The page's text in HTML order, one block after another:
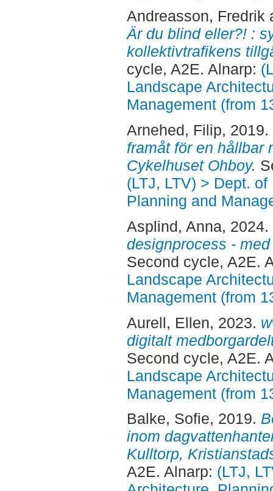
Andreasson, Fredrik
Är du blind eller?! :
kollektivtrafikens
cycle, A2E. Alnarp:
Landscape
Management (from
Arnehed, Filip, 2019.
framåt för en hållbar
Cykelhuset Ohboy.
(LTJ, LTV) > Dept.
Planning and
Asplind, Anna, 2024.
designprocess -
Second cycle, A2E.
Landscape
Management (from
Aurell, Ellen, 2023.
digitalt
Second cycle, A2E.
Landscape
Management (from
Balke, Sofie, 2019.
inom
Kulltorp,
A2E. Alnarp: (LTJ,